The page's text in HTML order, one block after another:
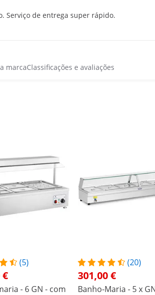
Serviço de entrega super rápido.
marcaClassificações e avaliações
(5)
€
- 6 GN - com
(20)
301,00 €
Banho-Maria - 5 x